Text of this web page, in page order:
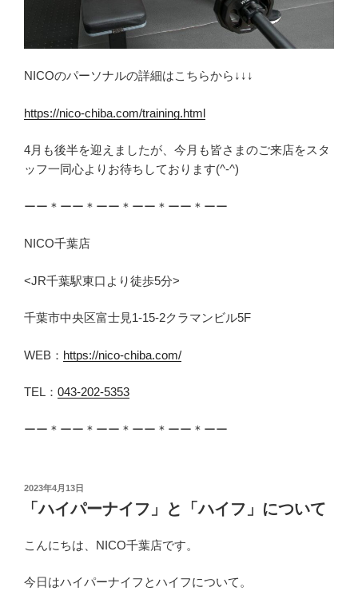
NICOのパーソナルの詳細はこちらから↓↓↓
https://nico-chiba.com/training.html
4月も後半を迎えましたが、今月も皆さまのご来店をスタ
ッフ一同心よりお待ちしております(^-^)
ーー＊ーー＊ーー＊ーー＊ーー＊ーー
NICO千葉店
<JR千葉駅東口より徒歩5分>
千葉市中央区富士見1-15-2クラマンビル5F
WEB： https://nico-chiba.com/
TEL： 043-202-5353
ーー＊ーー＊ーー＊ーー＊ーー＊ーー
投
2023年4月13日
「ハイパーナイフ」と「ハイフ」について
こんにちは、NICO千葉店です。
今日はハイパーナイフとハイフについて。